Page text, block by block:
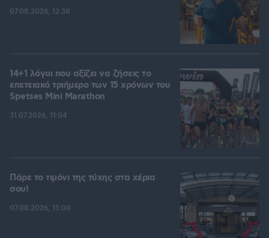
07.08.2026, 12:38
14+1 λόγοι που αξίζει να ζήσεις το
επετειακό τριήμερο των 15 χρόνων του
Spetses Mini Marathon
31.07.2026, 11:04
Πάρε το τιμόνι της τύχης στα χέρια
σου!
07.08.2026, 15:00